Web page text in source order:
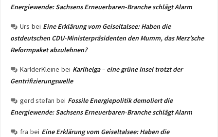
Energiewende: Sachsens Erneuerbaren-Branche schlägt Alarm
Urs bei Eine Erklärung vom Geiseltalsee: Haben die
ostdeutschen CDU-Ministerpräsidenten den Mumm, das Merz’sche
Reformpaket abzulehnen?
KarlderKleine bei Karlhelga – eine grüne Insel trotzt der
Gentrifizierungswelle
gerd stefan bei Fossile Energiepolitik demoliert die
Energiewende: Sachsens Erneuerbaren-Branche schlägt Alarm
fra bei Eine Erklärung vom Geiseltalsee: Haben die